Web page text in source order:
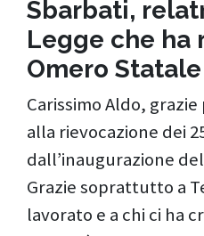
Sbarbati,
Legge che ha
Omero Statale
Carissimo Aldo,
alla rievocazione dei
dall’inaugurazione
Grazie soprattutto a
lavorato e a chi ci ha